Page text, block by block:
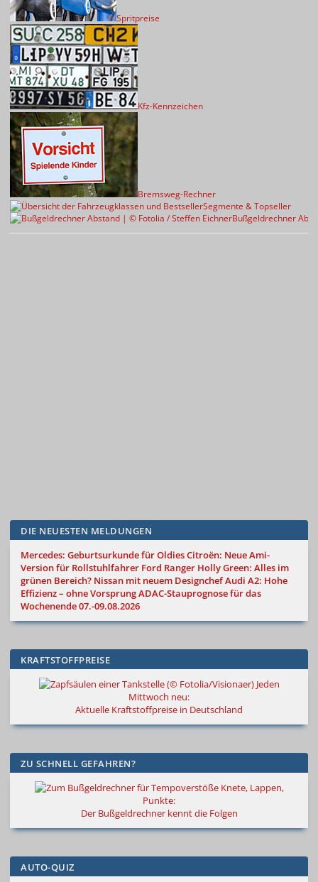
Spritpreise
Kfz-Kennzeichen
Bremsweg-Rechner
Segmente & Topseller
Bußgeldrechner
DIE NEUESTEN MELDUNGEN
Mercedes: Geburtsurkunde für OldiesCitroën: Neue Ami-
Version für Rollstuhlfahrer Ford Ranger Holly Green: Alles im
grünen Bereich? Nissan mit neuem DesignchefAudi A2: Hohe
Effizienz – ohne VorsprungADAC-Stauprognose für das
Wochenende 07.-09.08.2026
KRAFTSTOFFPREISE
Jeden
Mittwoch neu:
Aktuelle Kraftstoffpreise in Deutschland
ZU SCHNELL GEFAHREN?
Knete, Lappen,
Punkte:
Der Bußgeldrechner kennt die Folgen
AUTO-QUIZ